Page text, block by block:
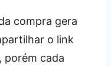
compra gera
o link
porém cada